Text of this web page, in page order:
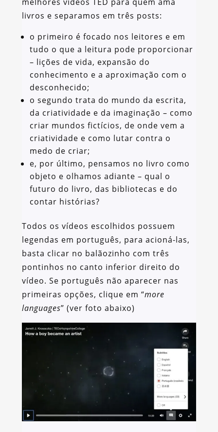
livros e separamos em três posts:
o primeiro é focado nos leitores e em
tudo o que a leitura pode proporcionar
– lições de vida, expansão do
conhecimento e a aproximação com o
desconhecido;
o segundo trata do mundo da escrita,
da criatividade e da imaginação – como
criar mundos fictícios, de onde vem a
criatividade e como lutar contra o
medo de criar;
e, por último, pensamos no livro como
objeto e olhamos adiante – qual o
futuro do livro, das bibliotecas e do
contar histórias?
Todos os vídeos escolhidos possuem
legendas em português, para acioná-las,
basta clicar no balãozinho com três
pontinhos no canto inferior direito do
vídeo. Se português não aparecer nas
primeiras opções, clique em “more
languages” (ver foto abaixo)